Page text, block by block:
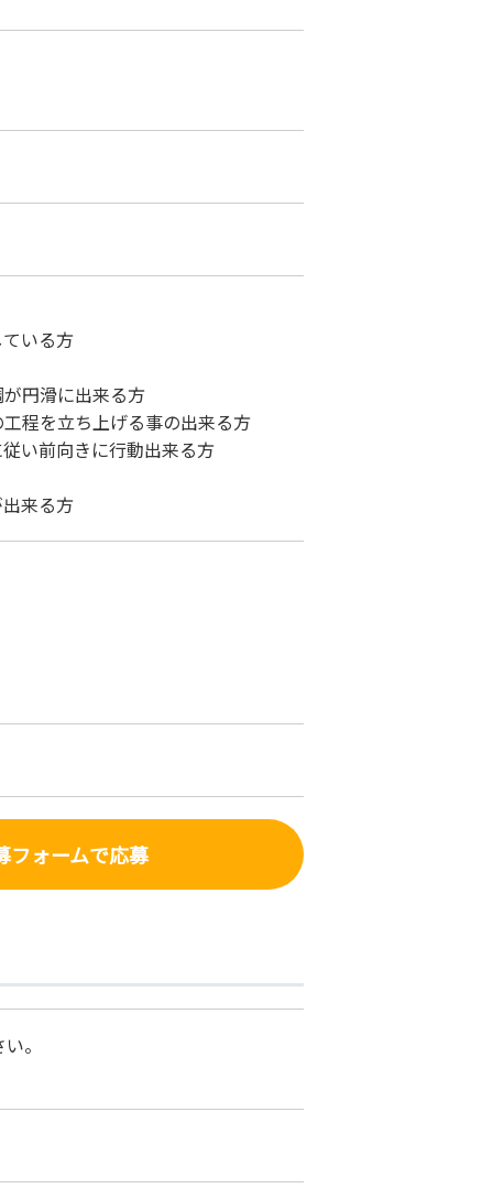
いる方
円滑に出来る方
程を立ち上げる事の出来る方
い前向きに行動出来る方
来る方
フォームで応募
。